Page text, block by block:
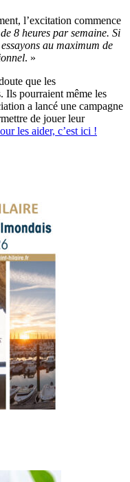
l’excitation commence
8 heures par semaine. Si
au maximum de
. »
que les
Ils pourraient même les
a lancé une campagne
de jouer leur
les aider, c’est ici !